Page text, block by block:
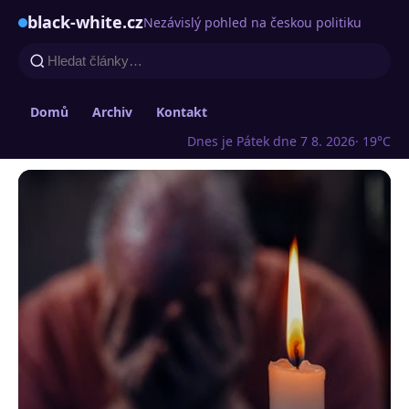
black-white.czNezávislý pohled na českou politiku
Domů Archiv
Kontakt
Dnes je Pátek dne 7 8. 2026· 19°C